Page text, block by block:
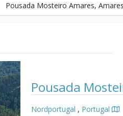
Pousada
Nordportugal , Portugal